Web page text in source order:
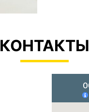
КОНТАКТЫ